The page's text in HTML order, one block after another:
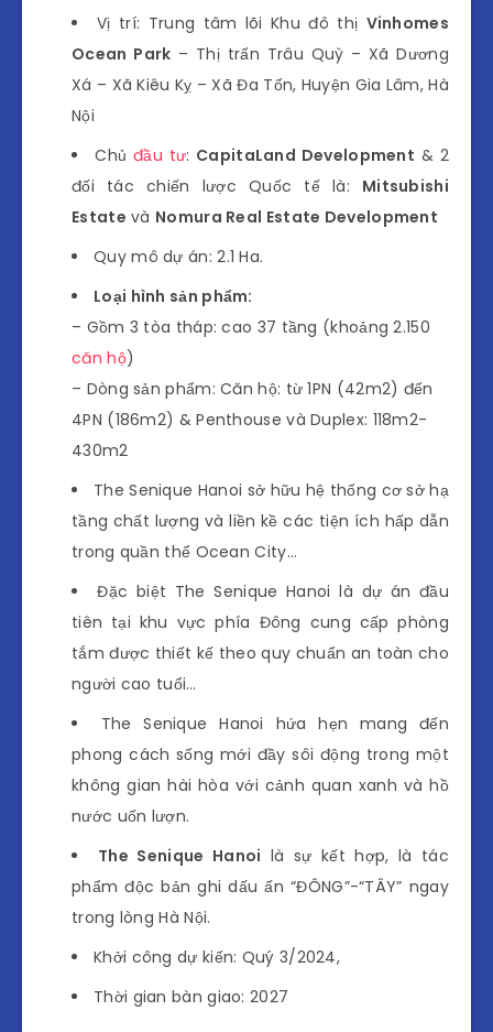
Vị trí: Trung tâm lõi Khu đô thị Vinhomes
Ocean Park – Thị trấn Trâu Quỳ – Xã Dương
Xá – Xã Kiêu Kỵ – Xã Đa Tốn, Huyện Gia Lâm, Hà
Nội
Chủ đầu tư: CapitaLand Development & 2
đối tác chiến lược Quốc tế là: Mitsubishi
Estate và Nomura Real Estate Development
Quy mô dự án: 2.1 Ha.
Loại hình sản phẩm:
– Gồm 3 tòa tháp: cao 37 tầng (khoảng 2.150
căn hộ)
– Dòng sản phẩm: Căn hộ: từ 1PN (42m2) đến
4PN (186m2) & Penthouse và Duplex: 118m2-
430m2
The Senique Hanoi sở hữu hệ thống cơ sở hạ
tầng chất lượng và liền kề các tiện ích hấp dẫn
trong quần thể Ocean City…
Đặc biệt The Senique Hanoi là dự án đầu
tiên tại khu vực phía Đông cung cấp phòng
tắm được thiết kế theo quy chuẩn an toàn cho
người cao tuổi…
The Senique Hanoi hứa hẹn mang đến
phong cách sống mới đầy sôi động trong một
không gian hài hòa với cảnh quan xanh và hồ
nước uốn lượn.
The Senique Hanoi là sự kết hợp, là tác
phẩm độc bản ghi dấu ấn “ĐÔNG”-“TÂY” ngay
trong lòng Hà Nội.
Khởi công dự kiến: Quý 3/2024,
Thời gian bàn giao: 2027